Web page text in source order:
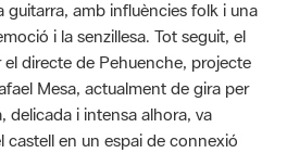
Mesa, actualment de gira per
delicada i intensa alhora, va
castell en un espai de connexió
Amb cançons que transiten
i la sanació col·lectiva,
profundament evocador que